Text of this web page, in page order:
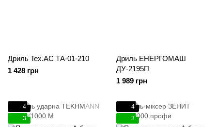
Дриль Tex.AC ТА-01-210
1 428 грн
Дриль ЕНЕРГОМАШ
ДУ-2195П
1 989 грн
4
3
4
3